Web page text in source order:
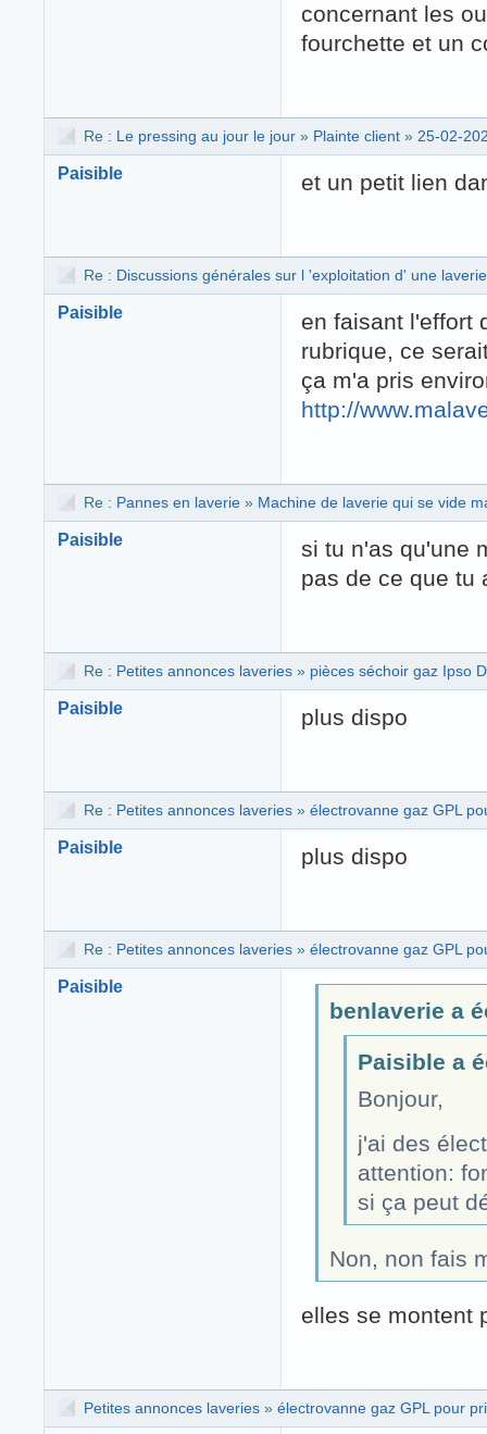
concernant les
fourchette et un
Re : Le pressing au jour le jour » Plainte client » 25-02-
Paisible et un petit lien
Re : Discussions générales sur l 'exploitation d' une
Paisible
en faisant l'effort
rubrique, ce
ça m'a pris
http://
Re : Pannes en laverie » Machine de laverie qui se vide
Paisible
si tu n'as qu'une
pas de ce que tu
Re : Petites annonces laveries » pièces séchoir gaz Ipso
Paisible plus dispo
Re : Petites annonces laveries » électrovanne gaz GPL
Paisible plus dispo
Re : Petites annonces laveries » électrovanne gaz GPL
Paisible
benlaverie a
Paisible a
Bonjour,
j'ai des
attention:
si ça peut
Non, non fais
elles se montent
Petites annonces laveries » électrovanne gaz GPL pour